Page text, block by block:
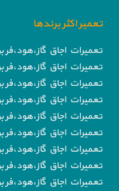
تعمیر اکثر برندها
تعمیرات اجاق گاز،هود،فر
تعمیرات اجاق گاز،هود،فر
تعمیرات اجاق گاز،هود،فر
تعمیرات اجاق گاز،هود،فر
تعمیرات اجاق گاز،هود،فر
تعمیرات اجاق گاز،هود،فر
تعمیرات اجاق
تعمیرات اجاق گاز،هود،فر
تعمیرات اجاق گاز،هود،فر